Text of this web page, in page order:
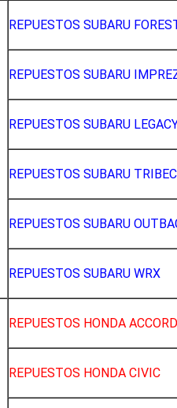
REPUESTOS SUBARU
REPUESTOS SUBARU
REPUESTOS SUBARU
REPUESTOS SUBARU
REPUESTOS SUBARU
REPUESTOS SUBARU WRX
REPUESTOS HONDA ACCORD
REPUESTOS HONDA CIVIC